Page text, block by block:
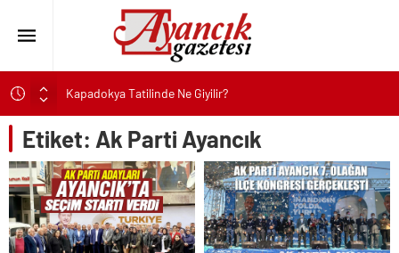
Kapadokya Tatilinde Ne Giyilir?
Büyükakın’dan İzmit’in geleceğine yakın takip
Didim Belediyesi’nden Kent Genelinde Yol Bakım ve Onarım
Çalışması
Hastalıktan Ari İşletmelerde Yeni Model Ele Alındı
Kaykay Şampiyonasının Kalbi Osmangazi’de Attı
Didim Belediyesi Üretiyor, Didim Güzelleşiyor
Etiket: Ak Parti Ayancık